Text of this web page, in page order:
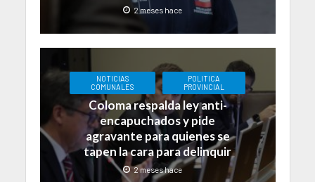
2 meses hace
NOTICIAS
COMUNALES
POLITICA
PROVINCIAL
Coloma respalda ley anti-
encapuchados y pide
agravante para quienes se
tapen la cara para delinquir
2 meses hace